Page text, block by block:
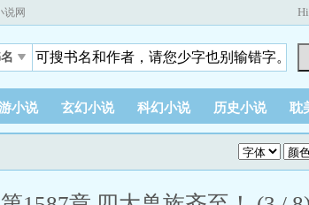
说网
小说 玄幻小说 科幻小说 历史小说 耽